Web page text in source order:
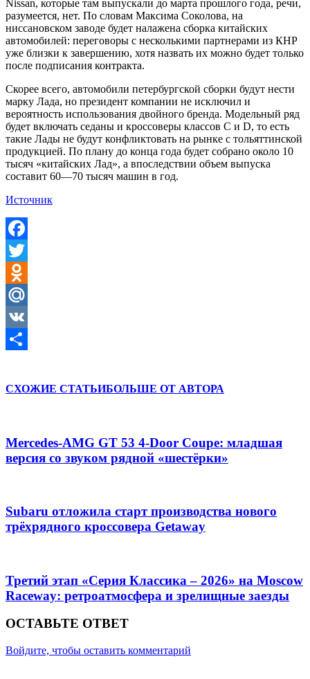
Nissan, которые там выпускали до марта прошлого года, речи,
разумеется, нет. По словам Максима Соколова, на
ниссановском заводе будет налажена сборка китайских
автомобилей: переговоры с несколькими партнерами из КНР
уже близки к завершению, хотя назвать их можно будет только
после подписания контракта.
Скорее всего, автомобили петербургской сборки будут нести
марку Лада, но президент компании не исключил и
вероятность использования двойного бренда. Модельный ряд
будет включать седаны и кроссоверы классов C и D, то есть
такие Лады не будут конфликтовать на рынке с тольяттинской
продукцией. По плану до конца года будет собрано около 10
тысяч «китайских Лад», а впоследствии объем выпуска
составит 60—70 тысяч машин в год.
Источник
Facebook
Twitter
Odnoklassniki
Mail.Ru
VK
СХОЖИЕ СТАТЬИБОЛЬШЕ ОТ АВТОРА
Mercedes-AMG GT 53 4-Door Coupe: младшая
версия со звуком рядной «шестёрки»
Subaru отложила старт производства нового
трёхрядного кроссовера Getaway
Третий этап «Серия Классика – 2026» на Moscow
Raceway: ретроатмосфера и зрелищные заезды
ОСТАВЬТЕ ОТВЕТ
Войдите, чтобы оставить комментарий